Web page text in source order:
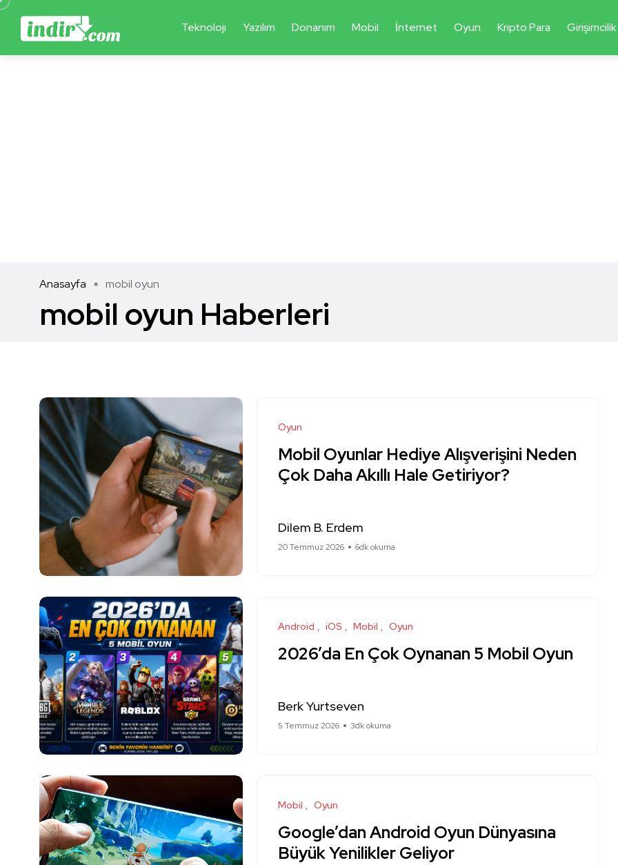
Teknoloji Yazılım Donanım Mobil İnternet Oyun Kripto Para Girişimcilik
Anasayfa mobil oyun
mobil oyun Haberleri
Oyun
Mobil Oyunlar Hediye Alışverişini Neden
Çok Daha Akıllı Hale Getiriyor?
Dilem B. Erdem
20 Temmuz 2026 6dk okuma
Android iOS Mobil Oyun
2026’da En Çok Oynanan 5 Mobil Oyun
Berk Yurtseven
5 Temmuz 2026 3dk okuma
Mobil Oyun
Google’dan Android Oyun Dünyasına
Büyük Yenilikler Geliyor